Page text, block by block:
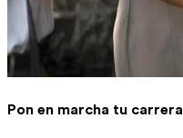
Pon en marcha tu carrera